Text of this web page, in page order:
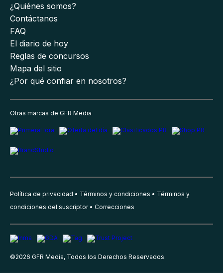
¿Quiénes somos?
Contáctanos
FAQ
El diario de hoy
Reglas de concursos
Mapa del sitio
¿Por qué confiar en nosotros?
Otras marcas de GFR Media
Política de privacidad Términos y condiciones
Términos y
condiciones del suscriptor
Correcciones
©2026 GFR Media, Todos los Derechos Reservados.